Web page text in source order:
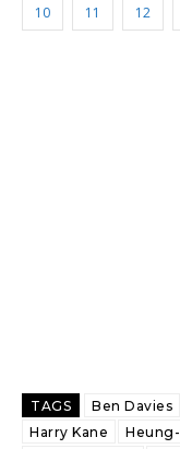
10 11 12
TAGS Ben Davies
Harry Kane